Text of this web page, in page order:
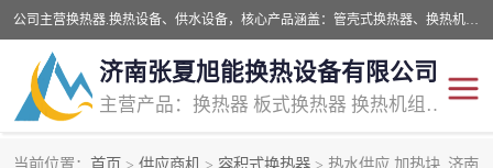
公司主营换热器.换热设备、供水设备，核心产品涵盖：管壳式换热器、换热机组、不锈钢组合式水箱、水处理设备等，提供非标设备集生产、销售、安装一体化服务，可满足全国酒店、学校、医院、商业综合体、工业项目等多场景换热与供水需求。
济南张夏旭能换热设备有限公司
主营产品：换热器 板式换热器 换热机组 供水设备 水处理设备